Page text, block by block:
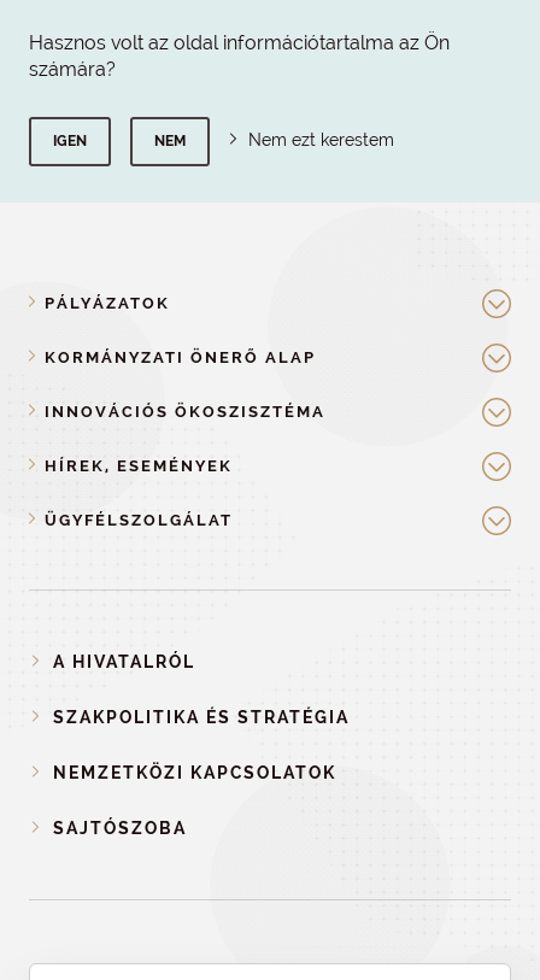
Hasznos volt az oldal információtartalma az Ön
számára?
IGEN NEM Nem ezt kerestem
PÁLYÁZATOK
KORMÁNYZATI ÖNERŐ ALAP
INNOVÁCIÓS ÖKOSZISZTÉMA
HÍREK, ESEMÉNYEK
ÜGYFÉLSZOLGÁLAT
A HIVATALRÓL
SZAKPOLITIKA ÉS STRATÉGIA
NEMZETKÖZI KAPCSOLATOK
SAJTÓSZOBA